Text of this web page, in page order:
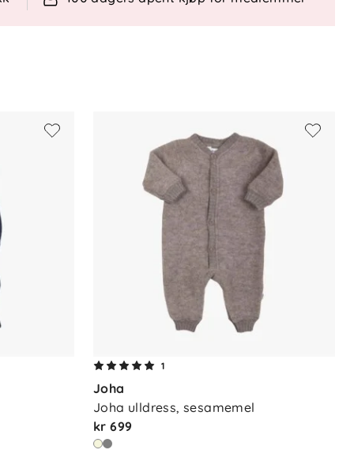
1
Joha
Joha ulldress, sesamemel
kr 699